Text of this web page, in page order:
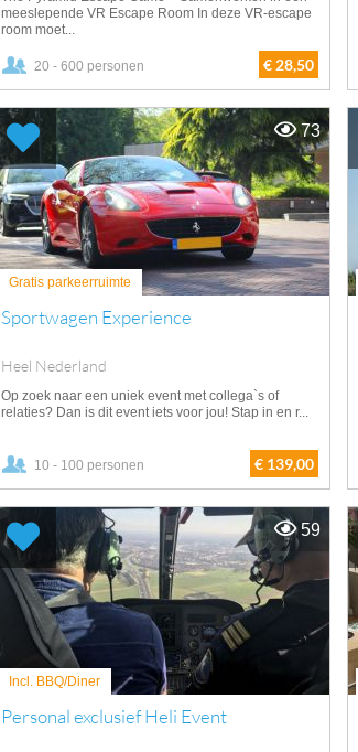
meeslepende VR Escape Room In deze VR-escape
room moet...
20 - 600 personen € 28,50
Gratis parkeerruimte
Sportwagen Experience
Heel Nederland
Op zoek naar een uniek event met collega`s of
relaties? Dan is dit event iets voor jou! Stap in en r...
10 - 100 personen € 139,00
73
Incl. BBQ/Diner
Personal exclusief Heli Event
59